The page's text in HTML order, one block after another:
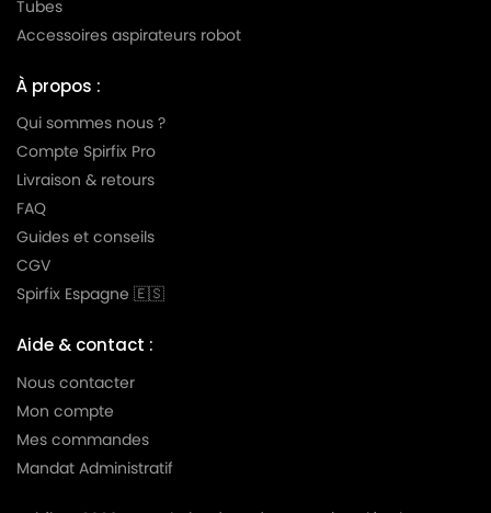
Tubes
Accessoires aspirateurs robot
À propos :
Qui sommes nous ?
Compte Spirfix Pro
Livraison & retours
FAQ
Guides et conseils
CGV
Spirfix Espagne 🇪🇸
Aide & contact :
Nous contacter
Mon compte
Mes commandes
Mandat Administratif